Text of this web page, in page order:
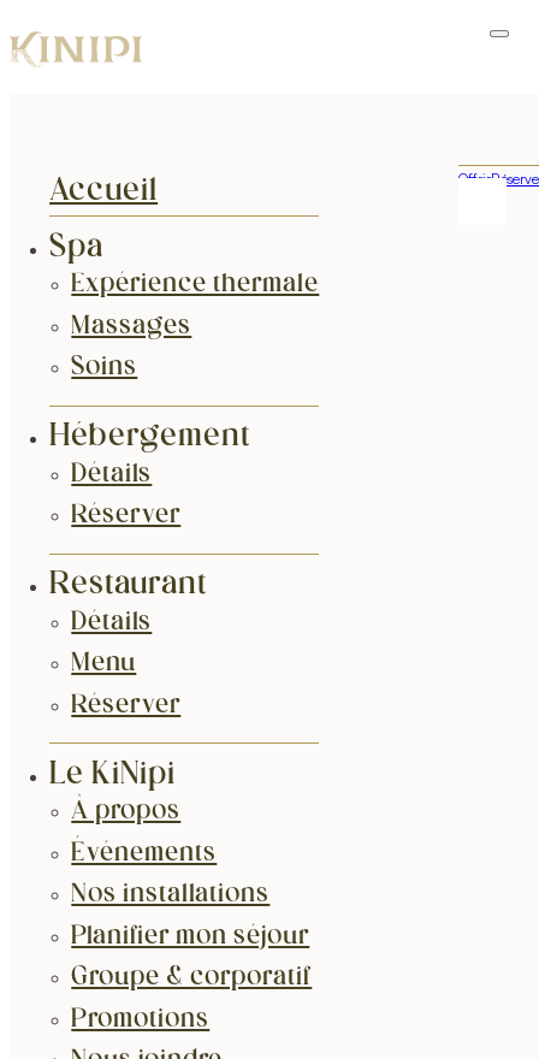
Accueil
Spa
Expérience thermale
Massages
Soins
Hébergement
Détails
Réserver
Restaurant
Détails
Menu
Réserver
Le KiNipi
À propos
Événements
Nos installations
Planifier mon séjour
Groupe & corporatif
Promotions
Offrir